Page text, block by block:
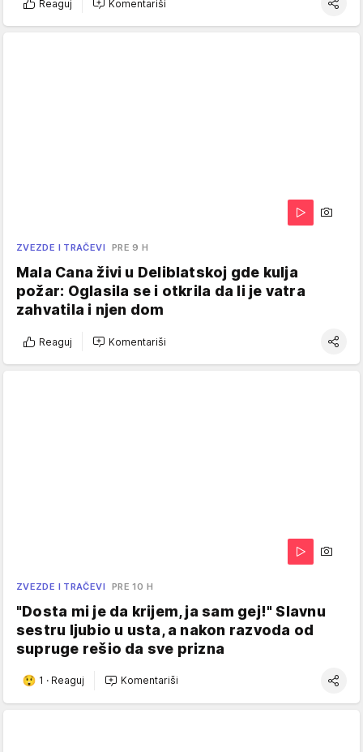
Reaguj Komentariši
ZVEZDE I TRAČEVI PRE 9 H
Mala Cana živi u Deliblatskoj gde kulja
požar: Oglasila se i otkrila da li je vatra
zahvatila i njen dom
Reaguj Komentariši
ZVEZDE I TRAČEVI PRE 10 H
"Dosta mi je da krijem, ja sam gej!" Slavnu
sestru ljubio u usta, a nakon razvoda od
supruge rešio da sve prizna
1 · Reaguj Komentariši